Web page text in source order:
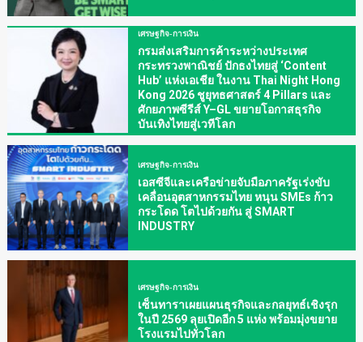
เศรษฐกิจ-การเงิน
กรมส่งเสริมการค้าระหว่างประเทศ
กระทรวงพาณิชย์ ปักธงไทยสู่ ‘Content
Hub’ แห่งเอเชีย ในงาน Thai Night Hong
Kong 2026 ชูยุทธศาสตร์ 4 Pillars และ
ศักยภาพซีรีส์ Y–GL ขยายโอกาสธุรกิจ
บันเทิงไทยสู่เวทีโลก
เศรษฐกิจ-การเงิน
เอสซีจีและเครือข่ายจับมือภาครัฐเร่งขับ
เคลื่อนอุตสาหกรรมไทย หนุน SMEs ก้าว
กระโดด โตไปด้วยกัน สู่ SMART
INDUSTRY
เศรษฐกิจ-การเงิน
เซ็นทาราเผยแผนธุรกิจและกลยุทธ์เชิงรุก
ในปี 2569 ลุยเปิดอีก 5 แห่ง พร้อมมุ่งขยาย
โรงแรมไปทั่วโลก